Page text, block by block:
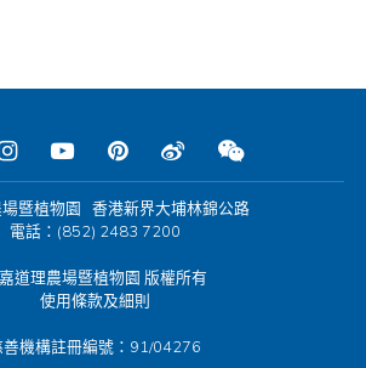
暨植物園 香港新界大埔林錦公路
電話：(852) 2483 7200
道理農場暨植物園 版權所有
使用條款及細則
善機構註冊編號：91/04276